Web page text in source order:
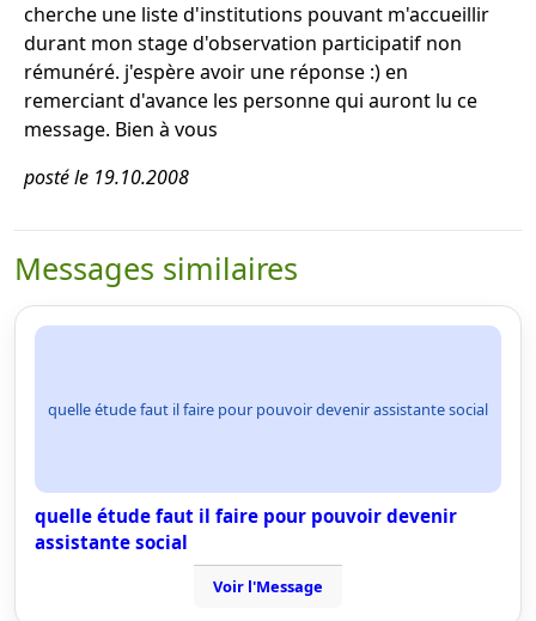
cherche une liste d'institutions pouvant m'accueillir
durant mon stage d'observation participatif non
rémunéré. j'espère avoir une réponse :) en
remerciant d'avance les personne qui auront lu ce
message. Bien à vous
posté le 19.10.2008
Messages similaires
quelle étude faut il faire pour pouvoir devenir assistante social
quelle étude faut il faire pour pouvoir devenir
assistante social
Voir l'Message